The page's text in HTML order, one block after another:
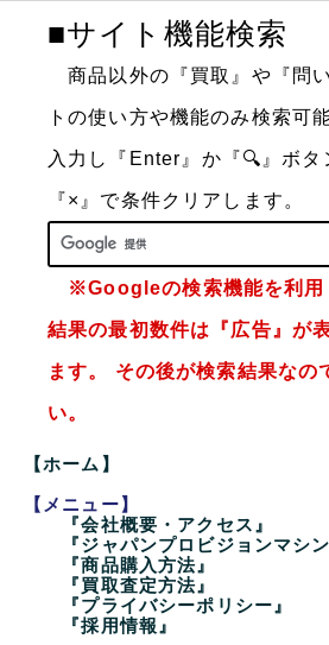
■サイト機能検索
商品以外の『買取』や『問
トの使い方や機能のみ検索可
入力し『Enter』か『🔍』ボタ
『×』で条件クリアします。
※Googleの検索機能を利用
結果の最初数件は『広告』が
ます。 その後が検索結果なの
い。
【ホーム】
【メニュー】
『会社概要・アクセス』
『ジャパンプロビジョンマシ
『商品購入方法』
『買取査定方法』
『プライバシーポリシー』
『採用情報』